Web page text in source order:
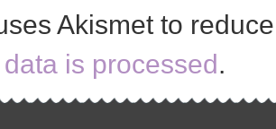
Akismet to
is processed.